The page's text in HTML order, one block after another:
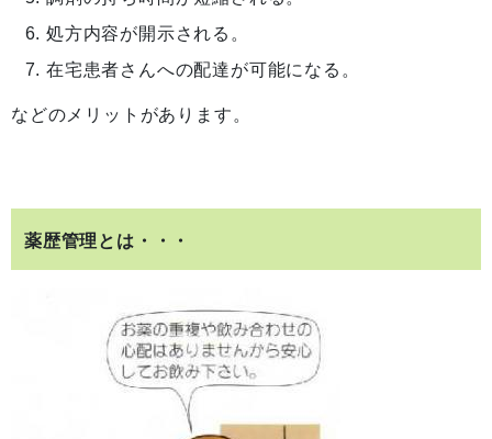
処方内容が開示される。
在宅患者さんへの配達が可能になる。
などのメリットがあります。
薬歴管理とは・・・